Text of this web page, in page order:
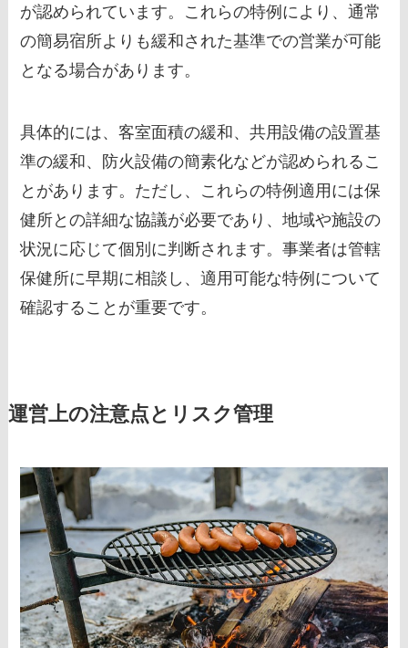
が認められています。これらの特例により、通常
の簡易宿所よりも緩和された基準での営業が可能
となる場合があります。
具体的には、客室面積の緩和、共用設備の設置基
準の緩和、防火設備の簡素化などが認められるこ
とがあります。ただし、これらの特例適用には保
健所との詳細な協議が必要であり、地域や施設の
状況に応じて個別に判断されます。事業者は管轄
保健所に早期に相談し、適用可能な特例について
確認することが重要です。
運営上の注意点とリスク管理